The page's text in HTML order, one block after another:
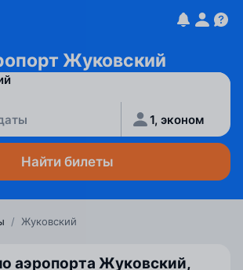
Жуковский
1, эконом
Найти билеты
/ Жуковский
аэропорта Жуковский,